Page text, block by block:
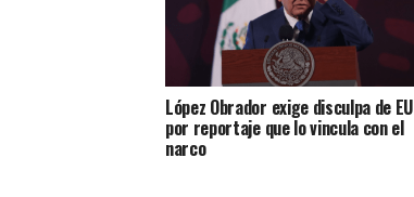
López Obrador exige disculpa de EU
por reportaje que lo vincula con el
narco